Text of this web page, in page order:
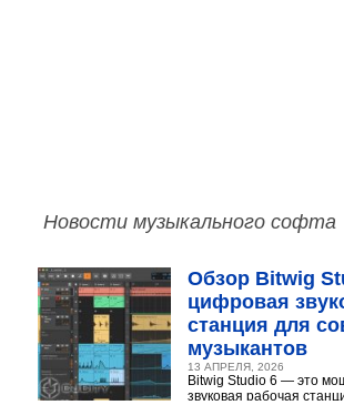
Новости музыкального софта
Обзор Bitwig
цифровая
станция для
музыкантов
13 АПРЕЛЯ, 2026
Bitwig Studio 6 — это
звуковая рабочая